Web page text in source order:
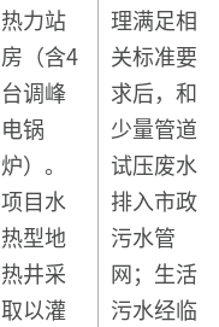
热力站
房（含4
台调峰
电锅
炉）。
项目水
热型地
热井采
取以灌
理满足相
关标准要
求后，和
少量管道
试压废水
排入市政
污水管
网；生活
污水经临